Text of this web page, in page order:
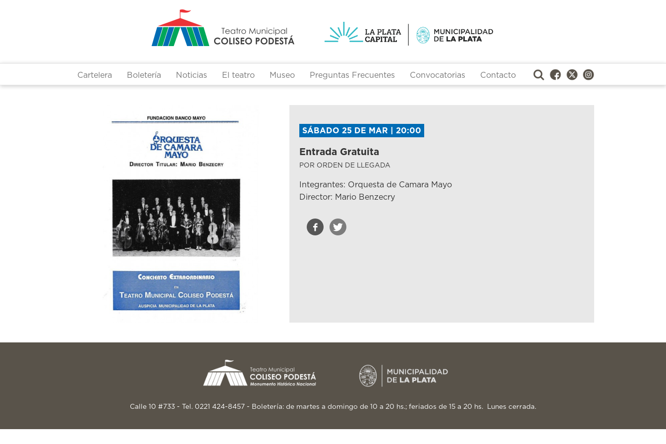
Cartelera Boletería Noticias El teatro Museo Preguntas Frecuentes Convocatorias Contacto
SÁBADO 25 DE MAR | 20:00
Entrada Gratuita
POR ORDEN DE LLEGADA
Integrantes: Orquesta de Camara Mayo
Director: Mario Benzecry
Calle 10 #733 - Tel. 0221 424-8457 - Boletería: de martes a domingo de 10 a 20 hs.; feriados de 15 a 20 hs. Lunes cerrada.